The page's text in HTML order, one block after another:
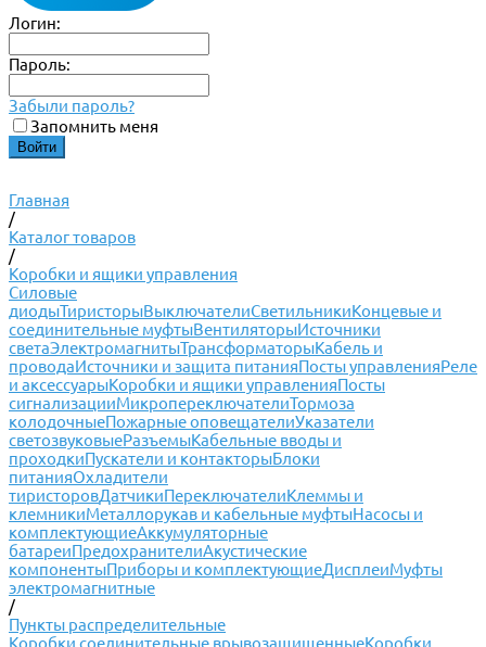
Логин:
Пароль:
Забыли пароль?
Запомнить меня
Главная
/
Каталог товаров
/
Коробки и ящики управления
Силовые
диодыТиристорыВыключателиСветильникиКонцевые и
соединительные муфтыВентиляторыИсточники
светаЭлектромагнитыТрансформаторыКабель и
проводаИсточники и защита питанияПосты управленияРеле
и аксессуарыКоробки и ящики управленияПосты
сигнализацииМикропереключателиТормоза
колодочныеПожарные оповещателиУказатели
светозвуковыеРазъемыКабельные вводы и
проходкиПускатели и контакторыБлоки
питанияОхладители
тиристоровДатчикиПереключателиКлеммы и
клемникиМеталлорукав и кабельные муфтыНасосы и
комплектующиеАккумуляторные
батареиПредохранителиАкустические
компонентыПриборы и комплектующиеДисплеиМуфты
электромагнитные
/
Пункты распределительные
Коробки соединительные врывозащищенныеКоробки